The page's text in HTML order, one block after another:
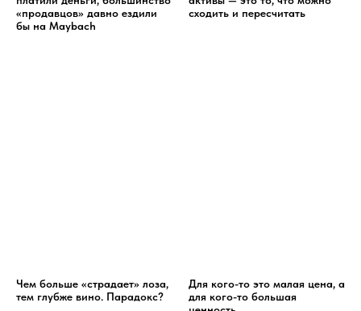
«продавцов» давно ездили
бы на Maybach
сходить и пересчитать
Чем больше «страдает» лоза,
тем глубже вино. Парадокс?
Для кого-то это малая цена, а
для кого-то большая